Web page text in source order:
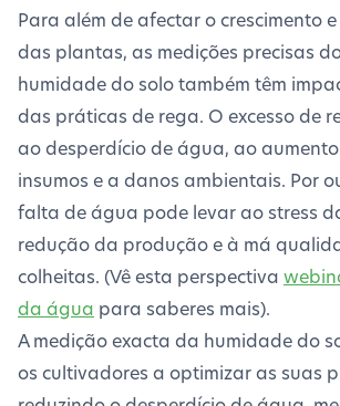
Para além de afectar o crescimento
das plantas, as medições precisas
humidade do solo também têm
das práticas de rega. O excesso de
ao desperdício de água, ao
insumos e a danos ambientais. Por
falta de água pode levar ao stress
redução da produção e à má
colheitas. (Vê esta perspectiva
da água para saberes mais).
A medição exacta da humidade do
os cultivadores a optimizar as suas